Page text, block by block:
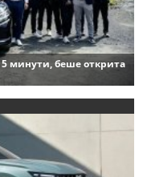
5 минути, беше открита